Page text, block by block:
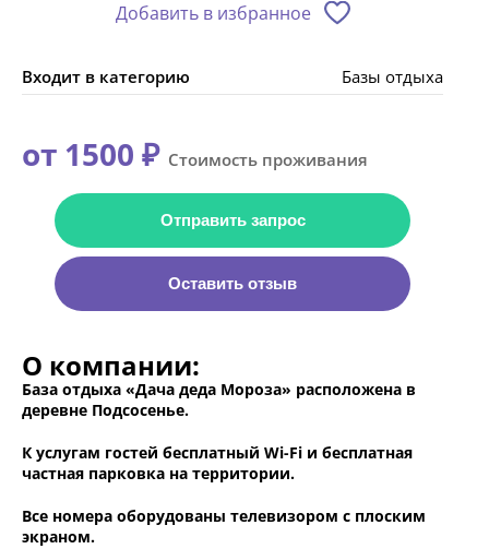
Добавить в избранное
Входит в категорию Базы отдыха
от 1500 ₽ Стоимость проживания
Отправить запрос
Оставить отзыв
О компании:
База отдыха «Дача деда Мороза» расположена в
деревне Подсосенье.
К услугам гостей бесплатный Wi-Fi и бесплатная
частная парковка на территории.
Все номера оборудованы телевизором с плоским
экраном.